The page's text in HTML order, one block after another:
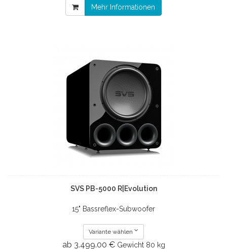
Mehr Informationen
SVS PB-5000 R|Evolution
15" Bassreflex-Subwoofer
Variante wählen
ab 3.499.00 € Gewicht 80 kg